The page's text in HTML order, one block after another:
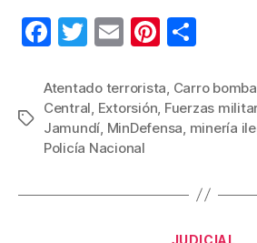
F
c
e
b
o
T
tt
er
E
ail
Pi
er
e
m
p
Etiquetas
Atentado terrorista, Carro bomba
Central, Extorsión, Fuerzas
Jamundí, MinDefensa, minería
Policía Nacional
JUDICIAL